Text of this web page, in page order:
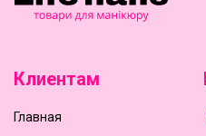
Клиентам
Главная